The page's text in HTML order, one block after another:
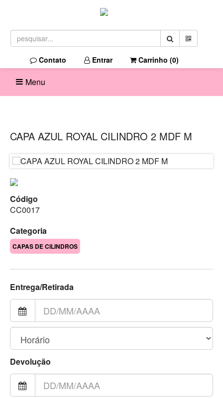
Contato Entrar Carrinho (0)
Menu
CAPA AZUL ROYAL CILINDRO 2 MDF M
Código
CC0017
Categoria
CAPAS DE CILINDROS
Entrega/Retirada
Devolução